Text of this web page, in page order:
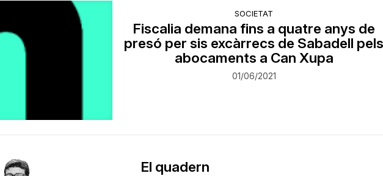
SOCIETAT
Fiscalia demana fins a quatre anys de
presó per sis excàrrecs de Sabadell
abocaments a Can Xupa
01/06/2021
El quadern